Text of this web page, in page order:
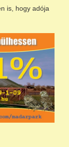
is, hogy adója